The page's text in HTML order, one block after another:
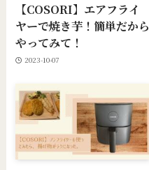
【COSORI】エアフライ
ヤーで焼き芋！簡単だから
やってみて！
2023-10-07